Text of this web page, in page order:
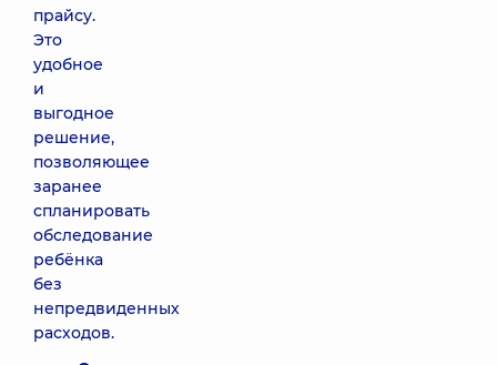
прайсу.
Это
удобное
и
выгодное
решение,
позволяющее
заранее
спланировать
обследование
ребёнка
без
непредвиденных
расходов.